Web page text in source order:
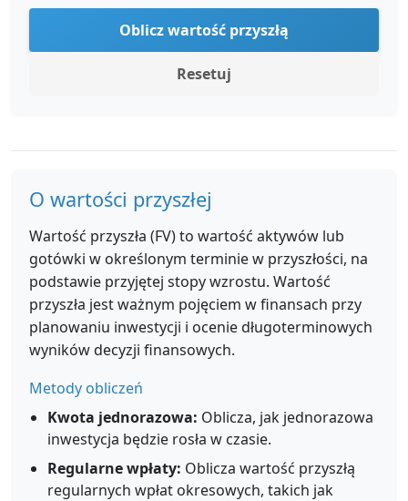
Oblicz wartość przyszłą
Resetuj
O wartości przyszłej
Wartość przyszła (FV) to wartość aktywów lub
gotówki w określonym terminie w przyszłości, na
podstawie przyjętej stopy wzrostu. Wartość
przyszła jest ważnym pojęciem w finansach przy
planowaniu inwestycji i ocenie długoterminowych
wyników decyzji finansowych.
Metody obliczeń
Kwota jednorazowa: Oblicza, jak jednorazowa
inwestycja będzie rosła w czasie.
Regularne wpłaty: Oblicza wartość przyszłą
regularnych wpłat okresowych, takich jak